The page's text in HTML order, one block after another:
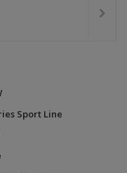
Sport Line